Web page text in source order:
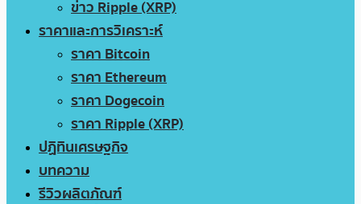
ข่าว Ripple (XRP)
ราคาและการวิเคราะห์
ราคา Bitcoin
ราคา Ethereum
ราคา Dogecoin
ราคา Ripple (XRP)
ปฏิทินเศรษฐกิจ
บทความ
รีวิวผลิตภัณฑ์